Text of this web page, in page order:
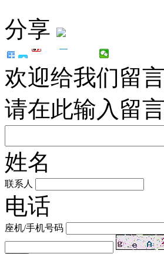
分享
欢迎给我们留言
请在此输入留
姓名
联系人
电话
座机/手机号码